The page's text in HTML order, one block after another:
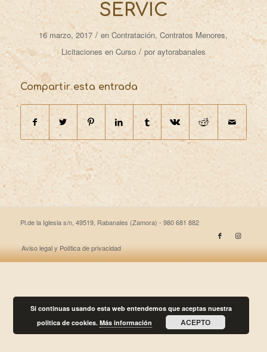
SERVIC
16 marzo, 2017 / enContratación,Contratos Menores,
Licitaciones en Curso / poraytorabanales
Compartir esta entrada
Pl.de la Iglesia s/n, 49519, Rabanales (Zamora) - 980 681 882
Aviso legal y Política de privacidad
Si continuas usando esta web entendemos que aceptas nuestra
politica de cookies.Más información ACEPTO